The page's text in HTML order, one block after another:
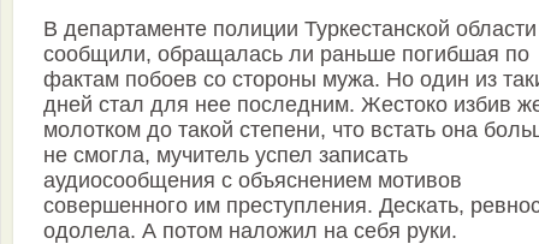
В департаменте полиции Туркестанской
сообщили, обращалась ли раньше погибшая по
фактам побоев со стороны мужа. Но один из
дней стал для нее последним. Жестоко избив
молотком до такой степени, что встать она
не смогла, мучитель успел записать
аудиосообщения с объяснением мотивов
совершенного им преступления. Дескать,
одолела. А потом наложил на себя руки.